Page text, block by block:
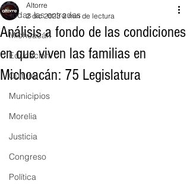
Todas las entradas
Michoacán
Educación
Cultura
Municipios
Morelia
Justicia
Congreso
Política
Análisis a fondo de las condiciones
en que viven las familias en
Michoacán: 75 Legislatura
Altorre
2 dic 2023 2 min de lectura